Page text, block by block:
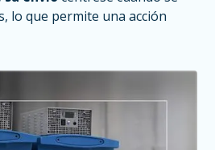
lo que permite una acción